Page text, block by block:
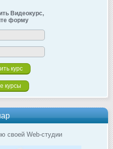
Видеокурс,
форму
курсы
своей Web-студии